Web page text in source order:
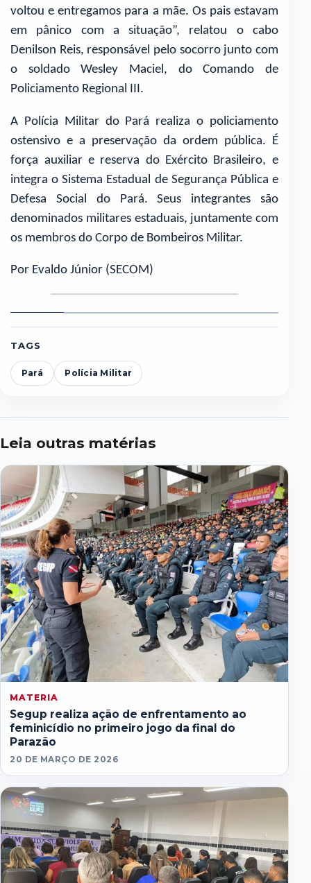
voltou e entregamos para a mãe. Os pais estavam
em pânico com a situação”, relatou o cabo
Denilson Reis, responsável pelo socorro junto com
o soldado Wesley Maciel, do Comando de
Policiamento Regional III.
A Polícia Militar do Pará realiza o policiamento
ostensivo e a preservação da ordem pública. É
força auxiliar e reserva do Exército Brasileiro, e
integra o Sistema Estadual de Segurança Pública e
Defesa Social do Pará. Seus integrantes são
denominados militares estaduais, juntamente com
os membros do Corpo de Bombeiros Militar.
Por Evaldo Júnior (SECOM)
1
2
3
4
5
TAGS
Pará Polícia Militar
Leia outras matérias
MATERIA
Segup realiza ação de enfrentamento ao
feminicídio no primeiro jogo da final do
Parazão
20 DE MARÇO DE 2026